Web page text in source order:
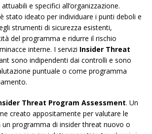
e specifici all’organizzazione.
stato ideato per individuare i punti deboli e
strumenti di sicurezza esistenti,
del programma e ridurre il rischio
interne. I servizi Insider Threat
sono indipendenti dai controlli e sono
puntuale o come programma
Threat Program Assessment. Un
creato appositamente per valutare le
un programma di insider threat nuovo o